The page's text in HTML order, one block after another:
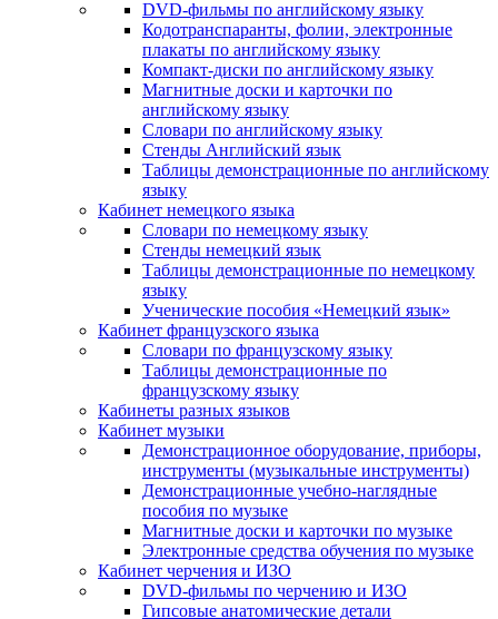
DVD-фильмы по английскому языку
Кодотранспаранты, фолии, электронные
плакаты по английскому языку
Компакт-диски по английскому языку
Магнитные доски и карточки по
английскому языку
Словари по английскому языку
Стенды Английский язык
Таблицы демонстрационные по английскому
языку
Кабинет немецкого языка
Словари по немецкому языку
Стенды немецкий язык
Таблицы демонстрационные по немецкому
языку
Ученические пособия «Немецкий язык»
Кабинет французского языка
Словари по французскому языку
Таблицы демонстрационные по
французскому языку
Кабинеты разных языков
Кабинет музыки
Демонстрационное оборудование, приборы,
инструменты (музыкальные инструменты)
Демонстрационные учебно-наглядные
пособия по музыке
Магнитные доски и карточки по музыке
Электронные средства обучения по музыке
Кабинет черчения и ИЗО
DVD-фильмы по черчению и ИЗО
Гипсовые анатомические детали